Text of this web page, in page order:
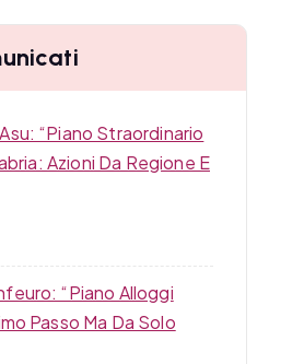
“Piano Straordinario
Azioni Da Regione E
“Piano Alloggi
Passo Ma Da Solo